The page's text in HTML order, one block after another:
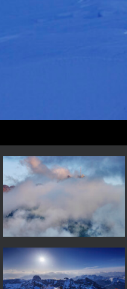
Säntisgipfel in den Wolken
25-06-04-1023